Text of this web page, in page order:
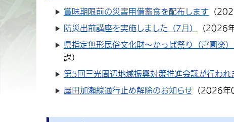
賞味期限前の災害用備蓄食を配布します （
防災出前講座を実施しました（7月） （2026
県指定無形民俗文化財～かっぱ祭り（宮園楽
課）
第5回三光周辺地域振興対策推進会議が行われ
屋田加瀬線通行止め解除のお知らせ （2026年